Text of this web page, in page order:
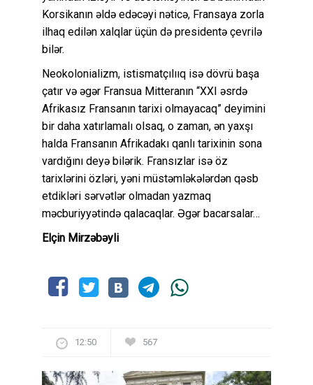
Korsikanın əldə edəcəyi nəticə, Fransaya zorla
ilhaq edilən xalqlar üçün də presidentə çevrilə
bilər.
Neokolonializm, istismatçılııq isə dövrü başa
çatır və əgər Fransua Mitteranın “XXI əsrdə
Afrikasız Fransanın tarixi olmayacaq” deyimini
bir daha xatırlamalı olsaq, o zaman, ən yaxşı
halda Fransanın Afrikadakı qanlı tarixinin sona
vardığını deyə bilərik. Fransızlar isə öz
tarixlərini özləri, yəni müstəmləkələrdən qəsb
etdikləri sərvətlər olmadan yazmaq
məcburiyyətində qalacaqlar. Əgər bacarsalar…
Elçin Mirzəbəyli
12:50 567